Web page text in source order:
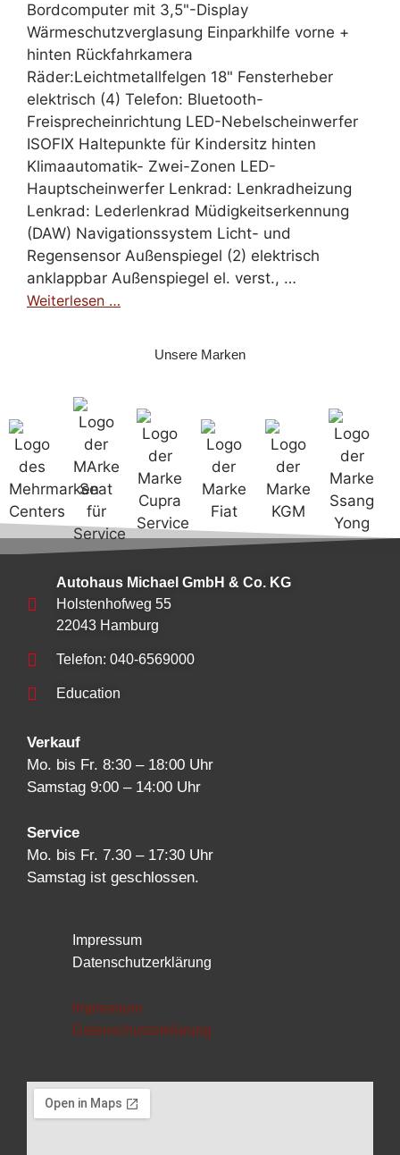
Bordcomputer mit 3,5"-Display
Wärmeschutzverglasung Einparkhilfe vorne +
hinten Rückfahrkamera
Räder:Leichtmetallfelgen 18" Fensterheber
elektrisch (4) Telefon: Bluetooth-
Freisprecheinrichtung LED-Nebelscheinwerfer
ISOFIX Haltepunkte für Kindersitz hinten
Klimaautomatik- Zwei-Zonen LED-
Hauptscheinwerfer Lenkrad: Lenkradheizung
Lenkrad: Lederlenkrad Müdigkeitserkennung
(DAW) Navigationssystem Licht- und
Regensensor Außenspiegel (2) elektrisch
anklappbar Außenspiegel el. verst., …
Weiterlesen …
Unsere Marken
Autohaus Michael GmbH & Co. KG
Holstenhofweg 55
22043 Hamburg
Telefon: 040-6569000
Education
Verkauf
Mo. bis Fr. 8:30 – 18:00 Uhr
Samstag 9:00 – 14:00 Uhr
Service
Mo. bis Fr. 7.30 – 17:30 Uhr
Samstag ist geschlossen.
Impressum
Datenschutzerklärung
Impressum
Datenschutzerklärung